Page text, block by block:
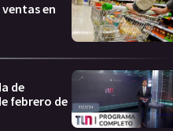
en
de
febrero de